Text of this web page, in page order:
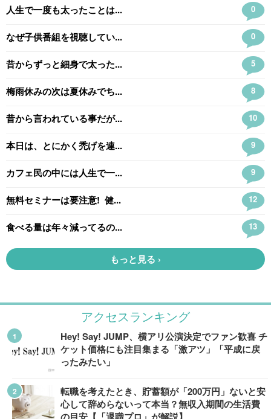
アクセスランキング
Hey! Say! JUMP、横アリ公演決定でファン歓喜 チ
ケット価格にも注目集まる「激アツ」「平成に戻
ったみたい」
転職を考えたとき、貯蓄額が「200万円」ないと安
心して辞めらないって本当？無収入期間の生活費